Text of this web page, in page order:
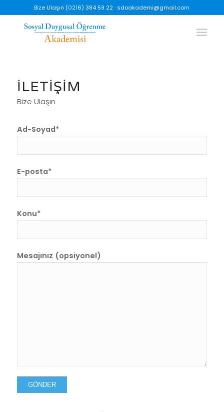
Bize Ulaşın (0216) 384 59 22 · sdoakademi@gmail.com
İLETİŞİM
Bize Ulaşın
Ad-Soyad*
E-posta*
Konu*
Mesajınız (opsiyonel)